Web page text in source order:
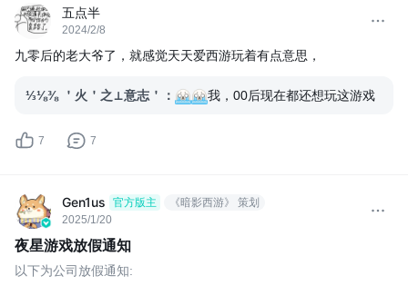
五点半
2024/2/8
九零后的老大爷了，就感觉天天爱西游玩着有点意思，
⅓⅛⅜ ＇火＇之⊥意志＇ ： 我，00后现在都还想玩这游戏
7 7
Gen1us 官方版主 《暗影西游》 策划
2025/1/20
夜星游戏放假通知
以下为公司放假通知: